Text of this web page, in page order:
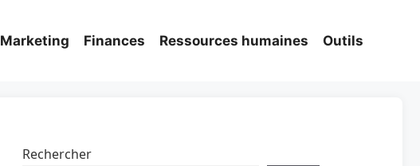
Marketing Finances Ressources humaines Outils
Rechercher